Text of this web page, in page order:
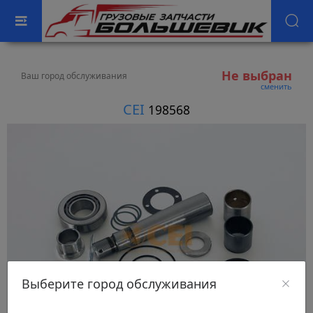
Ваш город обслуживания Не выбран
сменить
Выберите город обслуживания
CEI 198568